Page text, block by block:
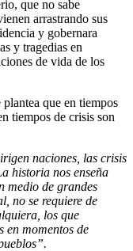
que no sabe
arrastrando sus
y gobernara
y tragedias en
de vida de los
que en tiempos
tiempos de crisis son
naciones, las crisis
historia nos enseña
medio de grandes
no se requiere de
los que
en momentos de